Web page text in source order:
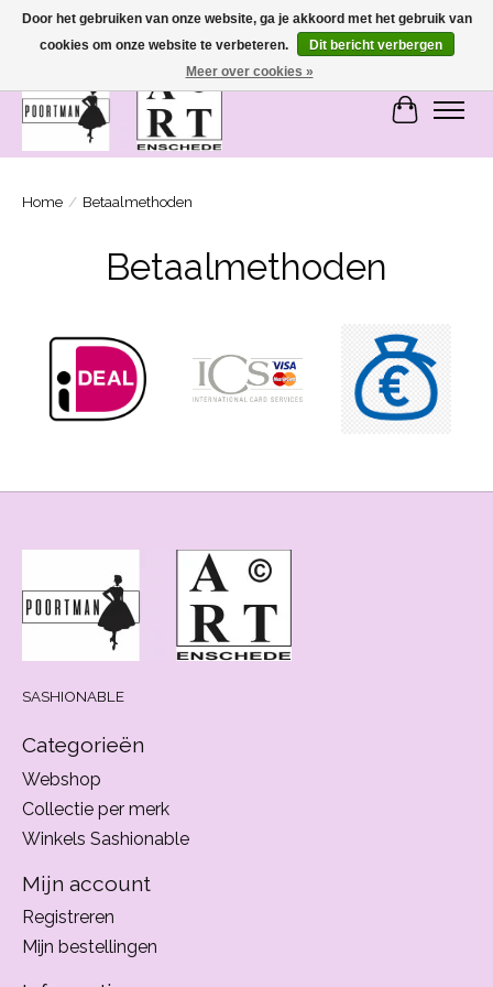
SASHIONABLE - damesmode in Bemmel en Enschede
Home / Betaalmethoden
Betaalmethoden
SASHIONABLE
Categorieën
Webshop
Collectie per merk
Winkels Sashionable
Mijn account
Registreren
Mijn bestellingen
Door het gebruiken van onze website, ga je akkoord met het gebruik van
cookies om onze website te verbeteren.
Dit bericht verbergen
Meer over cookies »